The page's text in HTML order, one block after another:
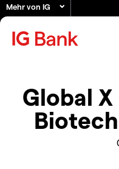
Mehr von IG
Global